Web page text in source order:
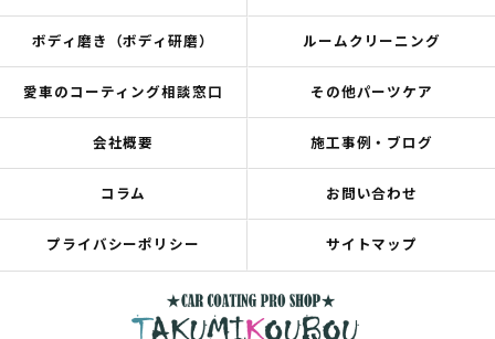
ボディ磨き（ボディ研磨） ルームクリーニング
愛車のコーティング相談窓口 その他パーツケア
会社概要 施工事例・ブログ
コラム お問い合わせ
プライバシーポリシー サイトマップ